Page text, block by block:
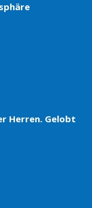
Herren. Gelobt